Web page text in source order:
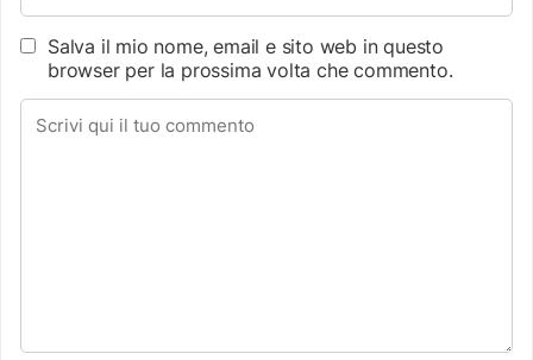
Salva il mio nome, email e sito web in questo
browser per la prossima volta che commento.